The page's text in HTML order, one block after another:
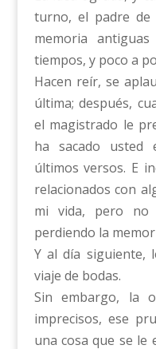
turno, el padre de
memoria
tiempos, y poco a
Hacen reír, se
última; después,
el magistrado le
ha sacado usted
últimos versos. E
relacionados con
mi vida, pero no
perdiendo la
Y al día siguiente,
viaje de bodas.
Sin embargo, la
imprecisos, ese
una cosa que se le